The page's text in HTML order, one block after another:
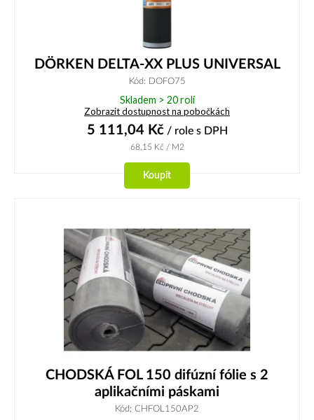
DÖRKEN DELTA-XX PLUS UNIVERSAL
Kód: DOFO75
Skladem > 20 rolí
Zobrazit dostupnost na pobočkách
5 111,04 Kč/ role s DPH
68,15 Kč / M2
Koupit
CHODSKÁ FOL 150 difúzní fólie s 2
aplikačními páskami
Kód: CHFOL150AP2